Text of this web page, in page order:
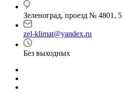
Зеленоград, проезд № 4801, 5
zel-klimat@yandex.ru
Без выходных